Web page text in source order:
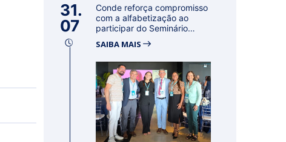
31.
07
Conde reforça compromisso
com a alfabetização ao
participar do Seminário
SAIBA MAIS